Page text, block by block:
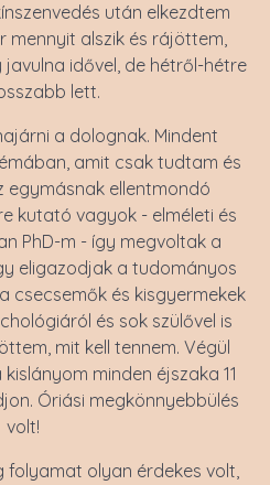
után elkezdtem
mennyit alszik és rájöttem,
idővel, de hétről-hétre
lett.
a dolognak. Mindent
amit csak tudtam és
egymásnak ellentmondó
kutató vagyok - elméleti és
PhD-m - így megvoltak a
eligazodjak a tudományos
csecsemők és kisgyermekek
és sok szülővel is
mit kell tennem. Végül
minden éjszaka 11
Óriási megkönnyebbülés
volt!
folyamat olyan érdekes volt,